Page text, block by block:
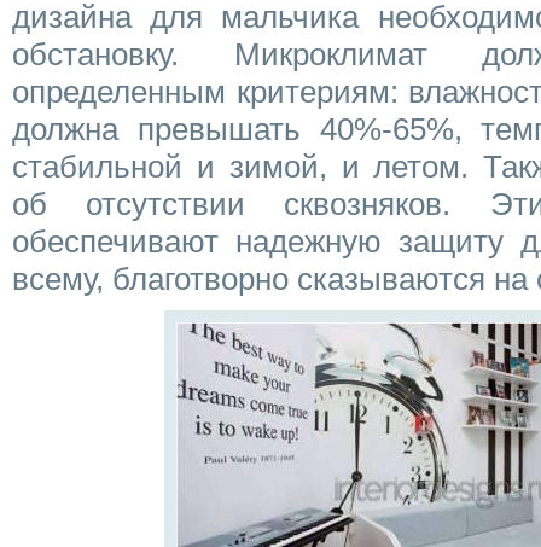
дизайна для мальчика
обстановку. Микроклимат
определенным критериям:
должна превышать 40%-65%,
стабильной и зимой, и летом.
об отсутствии сквозняков.
обеспечивают надежную защиту
всему, благотворно сказываются